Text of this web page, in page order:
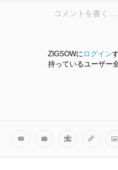
ZIGSOWに ログイン
持っているユーザー